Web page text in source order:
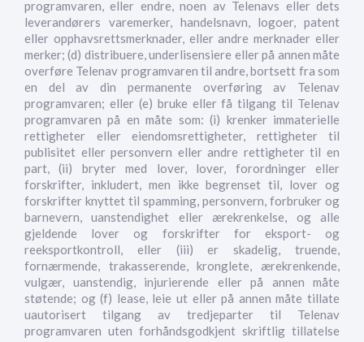
programvaren, eller endre, noen av Telenavs eller dets
leverandørers varemerker, handelsnavn, logoer, patent
eller opphavsrettsmerknader, eller andre merknader eller
merker; (d) distribuere, underlisensiere eller på annen måte
overføre Telenav programvaren til andre, bortsett fra som
en del av din permanente overføring av Telenav
programvaren; eller (e) bruke eller få tilgang til Telenav
programvaren på en måte som: (i) krenker immaterielle
rettigheter eller eiendomsrettigheter, rettigheter til
publisitet eller personvern eller andre rettigheter til en
part, (ii) bryter med lover, lover, forordninger eller
forskrifter, inkludert, men ikke begrenset til, lover og
forskrifter knyttet til spamming, personvern, forbruker og
barnevern, uanstendighet eller ærekrenkelse, og alle
gjeldende lover og forskrifter for eksport- og
reeksportkontroll, eller (iii) er skadelig, truende,
fornærmende, trakasserende, kronglete, ærekrenkende,
vulgær, uanstendig, injurierende eller på annen måte
støtende; og (f) lease, leie ut eller på annen måte tillate
uautorisert tilgang av tredjeparter til Telenav
programvaren uten forhåndsgodkjent skriftlig tillatelse